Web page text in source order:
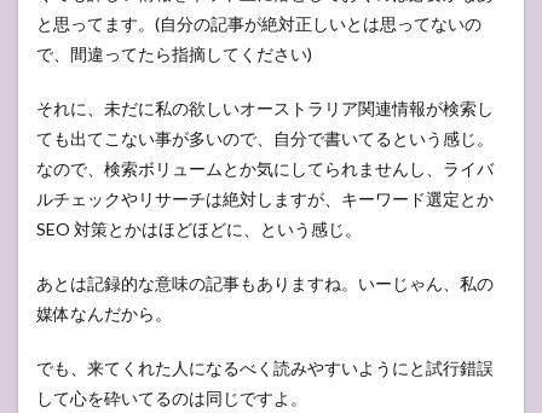
と思ってます。(自分の記事が絶対正しいとは思ってないの
で、間違ってたら指摘してください)
それに、未だに私の欲しいオーストラリア関連情報が検索し
ても出てこない事が多いので、自分で書いてるという感じ。
なので、検索ボリュームとか気にしてられませんし、ライバ
ルチェックやリサーチは絶対しますが、キーワード選定とか
SEO 対策とかはほどほどに、という感じ。
あとは記録的な意味の記事もありますね。いーじゃん、私の
媒体なんだから。
でも、来てくれた人になるべく読みやすいようにと試行錯誤
して心を砕いてるのは同じですよ。